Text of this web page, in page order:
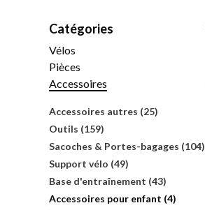
Catégories
Vélos
Pièces
Accessoires
Accessoires autres (25)
Outils (159)
Sacoches & Portes-bagages (104)
Support vélo (49)
Base d'entraînement (43)
Accessoires pour enfant (4)